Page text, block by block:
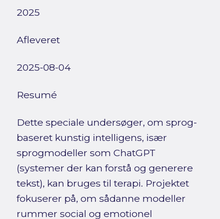
2025
Afleveret
2025-08-04
Resumé
Dette speciale undersøger, om sprog-
baseret kunstig intelligens, især
sprogmodeller som ChatGPT
(systemer der kan forstå og generere
tekst), kan bruges til terapi. Projektet
fokuserer på, om sådanne modeller
rummer social og emotionel